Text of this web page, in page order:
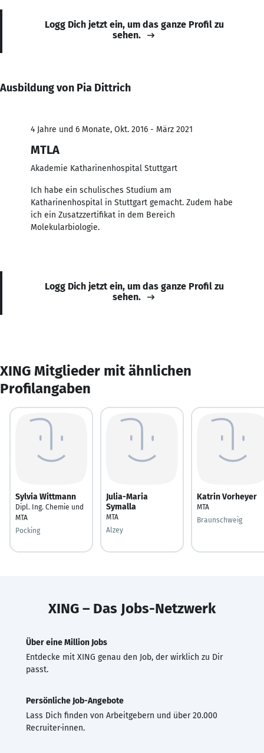
Logg Dich jetzt ein, um das ganze Profil zu
sehen.
Ausbildung von Pia Dittrich
4 Jahre und 6 Monate, Okt. 2016 - März 2021
MTLA
Akademie Katharinenhospital Stuttgart
Ich habe ein schulisches Studium am
Katharinenhospital in Stuttgart gemacht. Zudem habe
ich ein Zusatzzertifikat in dem Bereich
Molekularbiologie.
Logg Dich jetzt ein, um das ganze Profil zu
sehen.
XING Mitglieder mit ähnlichen
Profilangaben
Sylvia Wittmann
Dipl. Ing. Chemie und
MTA
Pocking
Julia-Maria
Symalla
MTA
Alzey
Katrin Vorheyer
MTA
Braunschweig
XING – Das Jobs-Netzwerk
Über eine Million Jobs
Entdecke mit XING genau den Job, der wirklich zu Dir
passt.
Persönliche Job-Angebote
Lass Dich finden von Arbeitgebern und über 20.000
Recruiter·innen.